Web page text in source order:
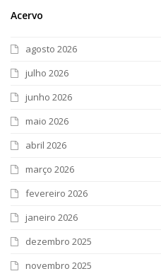
Acervo
agosto 2026
julho 2026
junho 2026
maio 2026
abril 2026
março 2026
fevereiro 2026
janeiro 2026
dezembro 2025
novembro 2025